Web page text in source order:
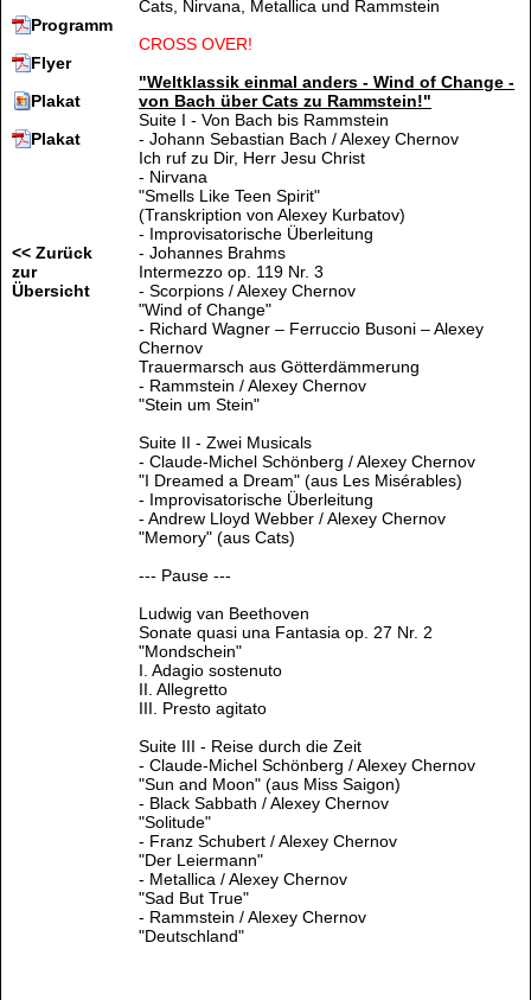
Programm
Flyer
Plakat
Plakat
<< Zurück
zur
Übersicht
Cats, Nirvana, Metallica und Rammstein
CROSS OVER!
"Weltklassik einmal anders - Wind of Change -
von Bach über Cats zu Rammstein!"
Suite I - Von Bach bis Rammstein
- Johann Sebastian Bach / Alexey Chernov
Ich ruf zu Dir, Herr Jesu Christ
- Nirvana
"Smells Like Teen Spirit"
(Transkription von Alexey Kurbatov)
- Improvisatorische Überleitung
- Johannes Brahms
Intermezzo op. 119 Nr. 3
- Scorpions / Alexey Chernov
"Wind of Change"
- Richard Wagner – Ferruccio Busoni – Alexey
Chernov
Trauermarsch aus Götterdämmerung
- Rammstein / Alexey Chernov
"Stein um Stein"
Suite II - Zwei Musicals
- Claude-Michel Schönberg / Alexey Chernov
"I Dreamed a Dream" (aus Les Misérables)
- Improvisatorische Überleitung
- Andrew Lloyd Webber / Alexey Chernov
"Memory" (aus Cats)
--- Pause ---
Ludwig van Beethoven
Sonate quasi una Fantasia op. 27 Nr. 2
"Mondschein"
I. Adagio sostenuto
II. Allegretto
III. Presto agitato
Suite III - Reise durch die Zeit
- Claude-Michel Schönberg / Alexey Chernov
"Sun and Moon" (aus Miss Saigon)
- Black Sabbath / Alexey Chernov
"Solitude"
- Franz Schubert / Alexey Chernov
"Der Leiermann"
- Metallica / Alexey Chernov
"Sad But True"
- Rammstein / Alexey Chernov
"Deutschland"